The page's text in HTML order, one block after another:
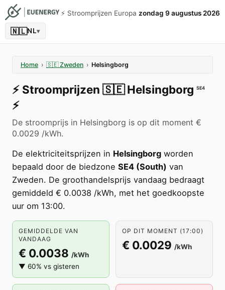
⚡️ Stroomprijzen Europa zondag 9 augustus 2026
🇳🇱NL▾
Home › 🇸🇪 Zweden › Helsingborg
⚡️ Stroomprijzen 🇸🇪 Helsingborg SE4
⚡️
De stroomprijs in Helsingborg is op dit moment €
0.0029 /kWh.
De elektriciteitsprijzen in Helsingborg worden
bepaald door de biedzone SE4 (South) van
Zweden. De groothandelsprijs vandaag bedraagt
gemiddeld € 0.0038 /kWh, met het goedkoopste
uur om 13:00.
GEMIDDELDE VAN
VANDAAG
€ 0.0038 /kWh
▼ 60% vs gisteren
OP DIT MOMENT (17:00)
€ 0.0029 /kWh